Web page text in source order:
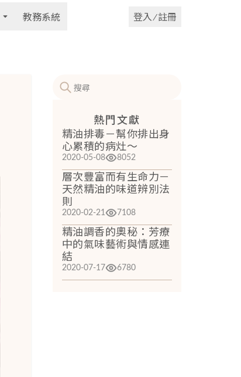
教務系統 登入 ⁄ 註冊
熱門文獻
精油排毒－幫你排出身
心累積的病灶～
2020-05-08 8052
層次豐富而有生命力－
天然精油的味道辨別法
則
2020-02-21 7108
精油調香的奧秘：芳療
中的氣味藝術與情感連
結
2020-07-17 6780